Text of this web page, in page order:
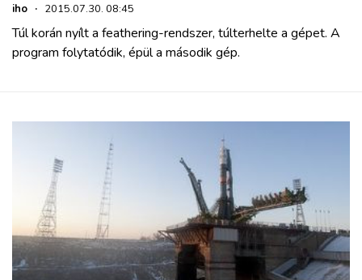
iho · 2015.07.30. 08:45
Túl korán nyílt a feathering-rendszer, túlterhelte a gépet. A
program folytatódik, épül a második gép.